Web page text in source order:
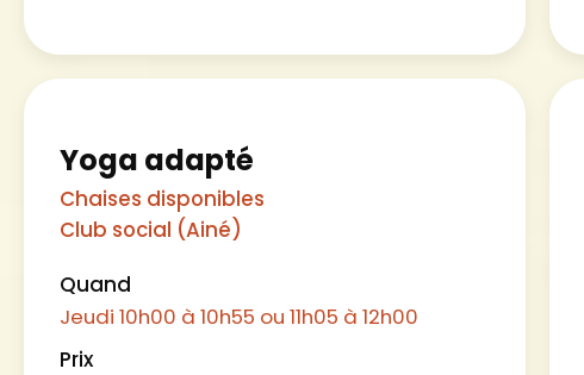
Yoga adapté
Chaises disponibles
Club social (Ainé)
Quand
Jeudi 10h00 à 10h55 ou 11h05 à 12h00
Prix